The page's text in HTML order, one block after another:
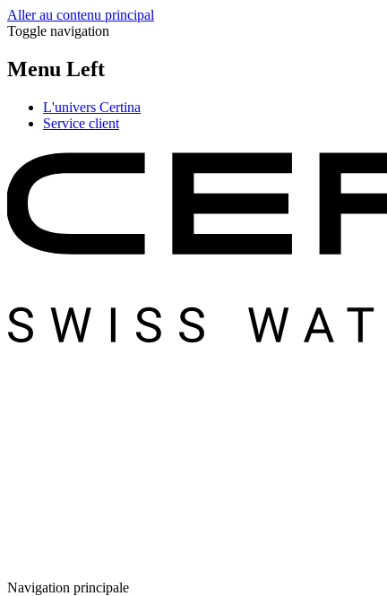
Aller au contenu principal
Toggle navigation
Menu Left
L'univers Certina
Service client
Navigation principale